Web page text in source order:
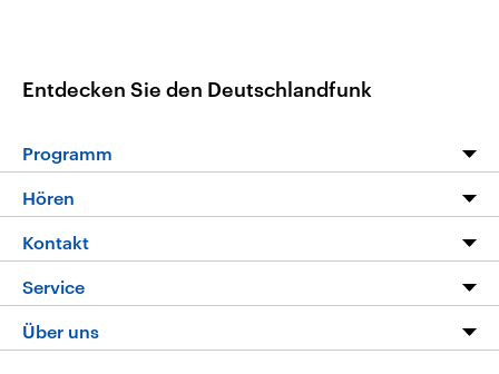
Entdecken Sie den Deutschlandfunk
Programm
Programm
Die Nachrichten
Nachrichtenleicht
Neue Beiträge auf dlf.de
Hören
Livestream
Podcasts
Deutschlandfunk App
Kontakt
Hörerservice
Service
FAQ
Über uns